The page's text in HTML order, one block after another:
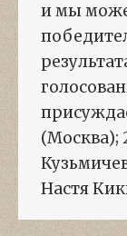
и мы
(Москва);
Настя